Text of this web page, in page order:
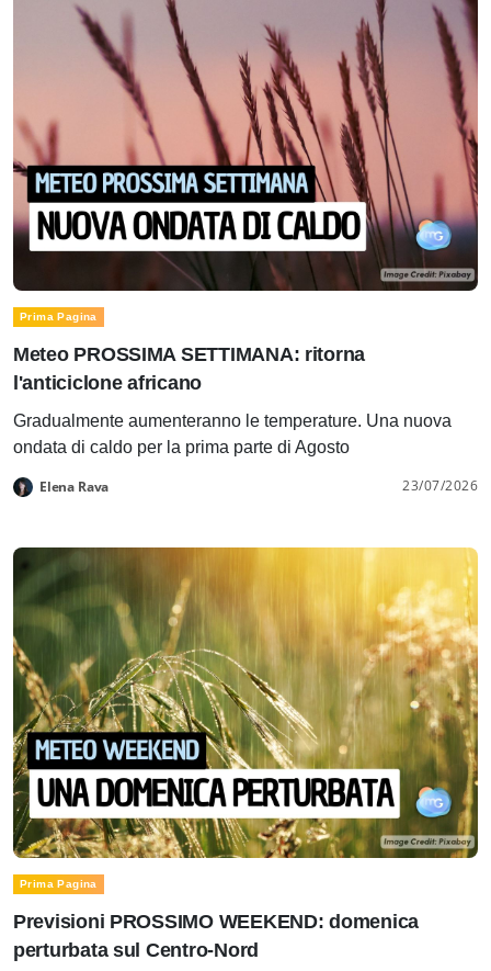
Prima Pagina
Meteo PROSSIMA SETTIMANA: ritorna
l'anticiclone africano
Gradualmente aumenteranno le temperature. Una nuova
ondata di caldo per la prima parte di Agosto
Elena Rava 23/07/2026
Prima Pagina
Previsioni PROSSIMO WEEKEND: domenica
perturbata sul Centro-Nord